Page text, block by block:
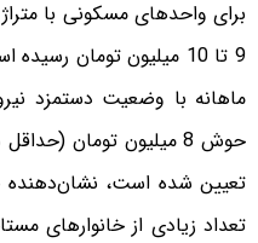
9 تا 10 میلیون تومان
ماهانه با وضعیت دستمزد
تعیین شده است، نشان‌دهنده
تعداد زیادی از خانوارهای